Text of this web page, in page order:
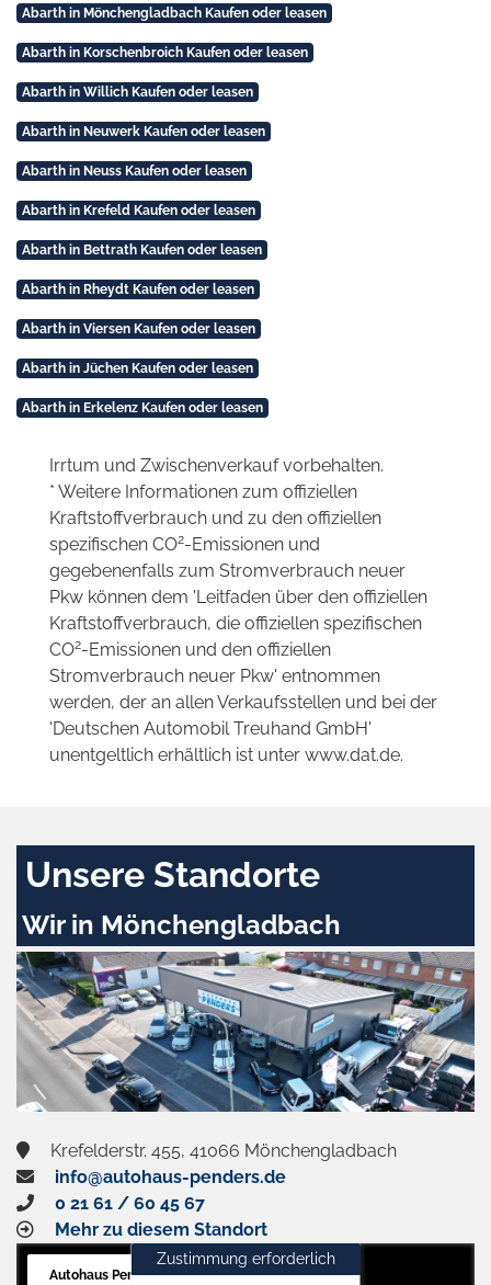
Abarth in Mönchengladbach Kaufen oder leasen
Abarth in Korschenbroich Kaufen oder leasen
Abarth in Willich Kaufen oder leasen
Abarth in Neuwerk Kaufen oder leasen
Abarth in Neuss Kaufen oder leasen
Abarth in Krefeld Kaufen oder leasen
Abarth in Bettrath Kaufen oder leasen
Abarth in Rheydt Kaufen oder leasen
Abarth in Viersen Kaufen oder leasen
Abarth in Jüchen Kaufen oder leasen
Abarth in Erkelenz Kaufen oder leasen
Irrtum und Zwischenverkauf vorbehalten.
* Weitere Informationen zum offiziellen
Kraftstoffverbrauch und zu den offiziellen
spezifischen CO2-Emissionen und
gegebenenfalls zum Stromverbrauch neuer
Pkw können dem 'Leitfaden über den offiziellen
Kraftstoffverbrauch, die offiziellen spezifischen
CO2-Emissionen und den offiziellen
Stromverbrauch neuer Pkw' entnommen
werden, der an allen Verkaufsstellen und bei der
'Deutschen Automobil Treuhand GmbH'
unentgeltlich erhältlich ist unter www.dat.de.
Unsere Standorte
Wir in Mönchengladbach
Krefelderstr. 455, 41066 Mönchengladbach
info@autohaus-penders.de
0 21 61 / 60 45 67
Mehr zu diesem Standort
Autohaus Penders (Verkauf)
Zustimmung erforderlich